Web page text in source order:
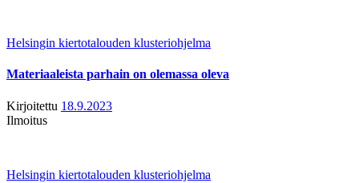
Helsingin kiertotalouden klusteriohjelma
Materiaaleista parhain on olemassa oleva
Kirjoitettu 18.9.2023
Ilmoitus
Helsingin kiertotalouden klusteriohjelma